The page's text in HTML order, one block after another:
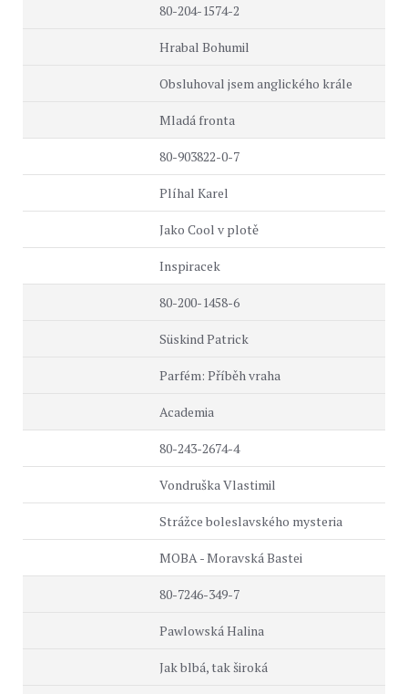
80-204-1574-2
Hrabal Bohumil
Obsluhoval jsem anglického krále
Mladá fronta
80-903822-0-7
Plíhal Karel
Jako Cool v plotě
Inspiracek
80-200-1458-6
Süskind Patrick
Parfém: Příběh vraha
Academia
80-243-2674-4
Vondruška Vlastimil
Strážce boleslavského mysteria
MOBA - Moravská Bastei
80-7246-349-7
Pawlowská Halina
Jak blbá, tak široká